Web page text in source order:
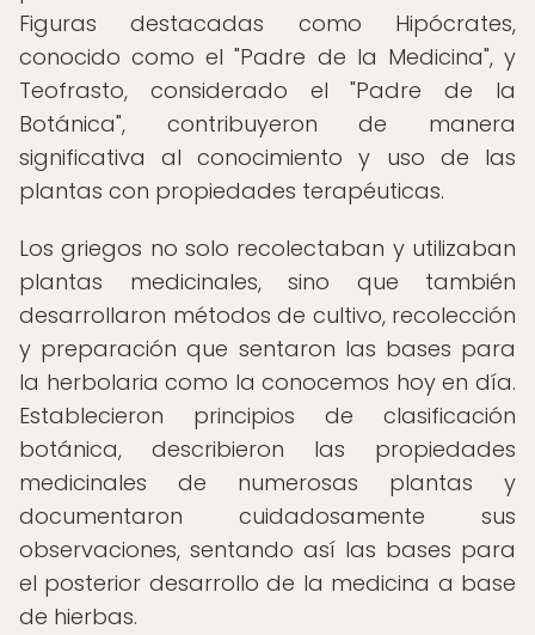
Figuras destacadas como Hipócrates,
conocido como el "Padre de la Medicina", y
Teofrasto, considerado el "Padre de la
Botánica", contribuyeron de manera
significativa al conocimiento y uso de las
plantas con propiedades terapéuticas.
Los griegos no solo recolectaban y utilizaban
plantas medicinales, sino que también
desarrollaron métodos de cultivo, recolección
y preparación que sentaron las bases para
la herbolaria como la conocemos hoy en día.
Establecieron principios de clasificación
botánica, describieron las propiedades
medicinales de numerosas plantas y
documentaron cuidadosamente sus
observaciones, sentando así las bases para
el posterior desarrollo de la medicina a base
de hierbas.